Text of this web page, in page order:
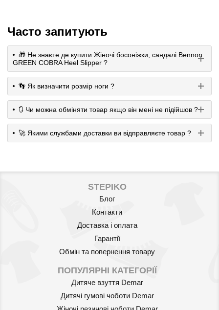
Часто запитують
🎁 Не знаєте де купити Жіночі босоніжки, сандалі Bennon
GREEN COBRA Heel Slipper ?
👣 Як визначити розмір ноги ?
🔃 Чи можна обміняти товар якщо він мені не підійшов ?
🚀 Якими службами доставки ви відправляєте товар ?
STEPIKO
Блог
Контакти
Доставка і оплата
Гарантії
Обмін та повернення товару
ПОПУЛЯРНІ КАТЕГОРІЇ
Дитяче взуття Demar
Дитячі гумові чоботи Demar